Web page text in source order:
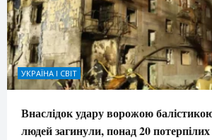
УКРАЇНА І СВІТ
Внаслідок удару ворожою
людей загинули, понад 20 потерпілих